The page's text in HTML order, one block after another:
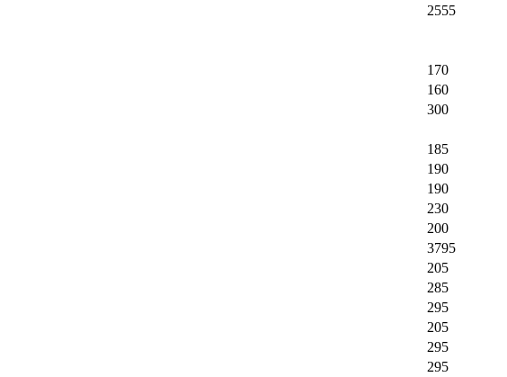
2555
170
160
300
185
190
190
230
200
3795
205
285
295
205
295
295